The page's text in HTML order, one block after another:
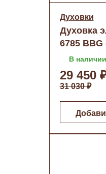
Духовки
Духовка
6785 BBG
В наличии
29 450
31 030 ₽